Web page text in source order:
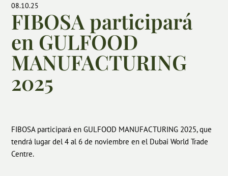
08.10.25
FIBOSA participará
en GULFOOD
MANUFACTURING
2025
FIBOSA participará en GULFOOD MANUFACTURING 2025, que
tendrá lugar del 4 al 6 de noviembre en el Dubai World Trade
Centre.